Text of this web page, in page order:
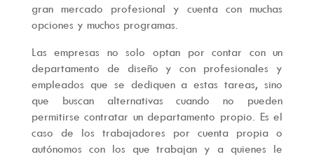
gran mercado profesional y cuenta con muchas
opciones y muchos programas.
Las empresas no solo optan por contar con un
departamento de diseño y con profesionales y
empleados que se dediquen a estas tareas, sino
que buscan alternativas cuando no pueden
permitirse contratar un departamento propio. Es el
caso de los trabajadores por cuenta propia o
autónomos con los que trabajan y a quienes le